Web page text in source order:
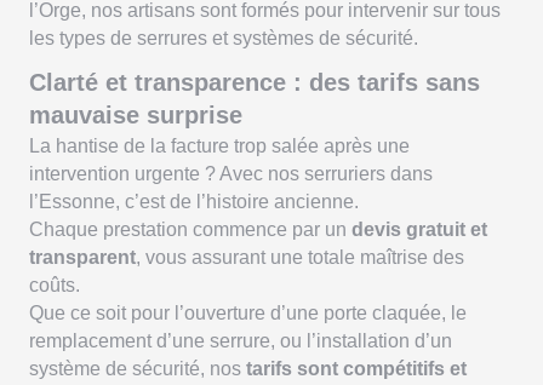
l’Orge, nos artisans sont formés pour intervenir sur tous
les types de serrures et systèmes de sécurité.
Clarté et transparence : des tarifs sans
mauvaise surprise
La hantise de la facture trop salée après une
intervention urgente ? Avec nos serruriers dans
l’Essonne, c’est de l’histoire ancienne.
Chaque prestation commence par un devis gratuit et
transparent, vous assurant une totale maîtrise des
coûts.
Que ce soit pour l’ouverture d’une porte claquée, le
remplacement d’une serrure, ou l’installation d’un
système de sécurité, nos tarifs sont compétitifs et